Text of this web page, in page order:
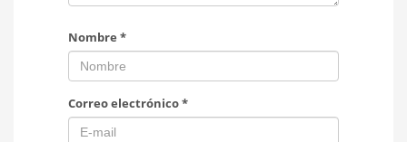
Nombre *
Correo electrónico*